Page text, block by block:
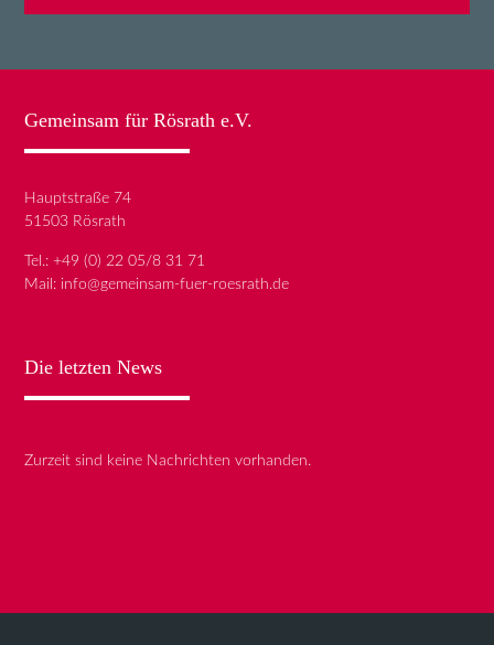
Gemeinsam für Rösrath e.V.
Hauptstraße 74
51503 Rösrath
Tel.:+49 (0) 22 05/8 31 71
Mail: info@gemeinsam-fuer-roesrath.de
Die letzten News
Zurzeit sind keine Nachrichten vorhanden.